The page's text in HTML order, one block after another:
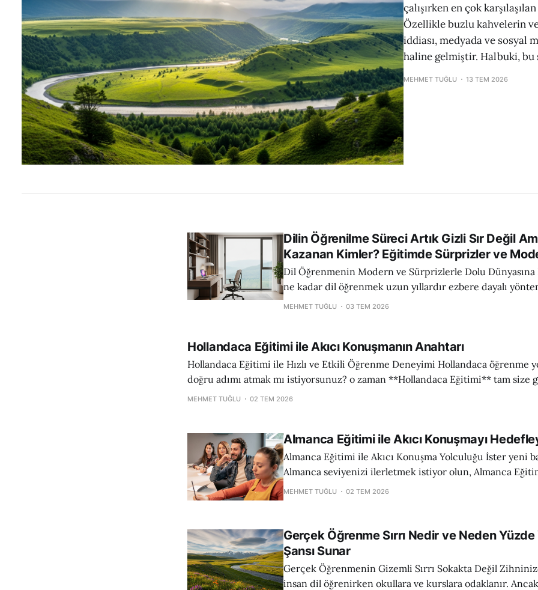
çalışırken en çok
Özellikle buzlu kahvelerin
iddiası, medyada ve sosyal
haline gelmiştir. Halbuki,
MEHMET TUĞLU 13 TEM 2026
Dilin Öğrenilme Süreci Artık Gizli Sır Değil
Kazanan Kimler? Eğitimde Sürprizler ve
Dil Öğrenmenin Modern ve Sürprizlerle Dolu Dünyasına
ne kadar dil öğrenmek uzun yıllardır ezbere dayalı
çalışılsa da, 2026 itibarıyla açıkça ortaya çıkan en büyük
ile doğrudan
MEHMET TUĞLU 03 TEM 2026
Hollandaca Eğitimi ile Akıcı Konuşmanın Anahtarı
Hollandaca Eğitimi ile Hızlı ve Etkili Öğrenme Deneyimi Hollandaca öğrenme yolculuğunuzda en
doğru adımı atmak mı istiyorsunuz? o zaman **Hollandaca Eğitimi** tam size
Kulübü tarafından sunulan bu kapsamlı program, sıfırdan başlayarak kısa
MEHMET TUĞLU 02 TEM 2026
Almanca Eğitimi ile Akıcı Konuşmayı
Almanca Eğitimi ile Akıcı Konuşma Yolculuğu İster yeni başlıyor olun, ister
Almanca seviyenizi ilerletmek istiyor olun, Almanca
Kulübü'nün uzman eğitmenleri ve yenilikçi öğretim
standartlarına uygun yapılandırılmış olup,
MEHMET TUĞLU 02 TEM 2026
Gerçek Öğrenme Sırrı Nedir ve Neden Yüzde
Şansı Sunar
Gerçek Öğrenmenin Gizemli Sırrı Sokakta Değil Zihninizde
insan dil öğrenirken okullara ve kurslara odaklanır.